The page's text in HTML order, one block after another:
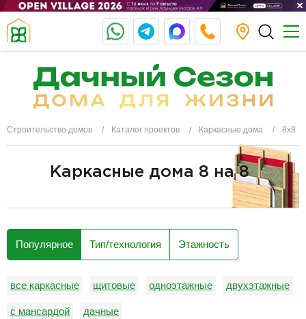
Строительство домов Каталог проектов Каркасные дома 8х8
Каркасные дома 8 на 8
Популярное Тип/технология Этажность
все каркасные щитовые одноэтажные двухэтажные
с мансардой дачные